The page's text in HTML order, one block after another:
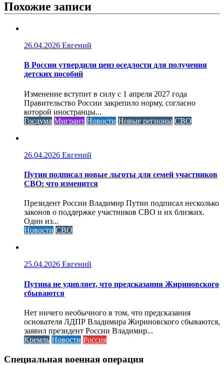
Похожие записи
26.04.2026 Евгений
В России утвердили ценз оседлости для получения
детских пособий
Изменение вступит в силу с 1 апреля 2027 года
Правительство России закрепило норму, согласно
которой иностранцы...
Госдума Мигрант Новости Новые регионы СВО
26.04.2026 Евгений
Путин подписал новые льготы для семей участников
СВО: что изменится
Президент России Владимир Путин подписал несколько
законов о поддержке участников СВО и их близких.
Один из...
Новости СВО
25.04.2026 Евгений
Путина не удивляет, что предсказания Жириновского
сбываются
Нет ничего необычного в том, что предсказания
основателя ЛДПР Владимира Жириновского сбываются,
заявил президент России Владимир...
Кремль Новости Россия
Специальная военная операция